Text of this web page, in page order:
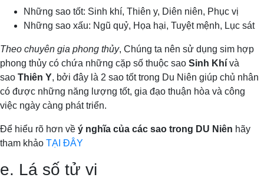
Những sao tốt: Sinh khí, Thiên y, Diên niên, Phục vị
Những sao xấu: Ngũ quỷ, Họa hại, Tuyệt mệnh, Lục sát
Theo chuyên gia phong thủy, Chúng ta nên sử dụng sim hợp
phong thủy có chứa những cặp số thuộc sao Sinh Khí và
sao Thiên Y, bởi đây là 2 sao tốt trong Du Niên giúp chủ nhân
có được những năng lượng tốt, gia đạo thuận hòa và công
việc ngày càng phát triển.
Để hiểu rõ hơn về ý nghĩa của các sao trong DU Niên hãy
tham khảo TẠI ĐÂY
e. Lá số tử vi